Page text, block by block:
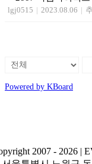
lgj0515 | 2023.08.06 |
Powered by KBoard
2007 - 2026 |